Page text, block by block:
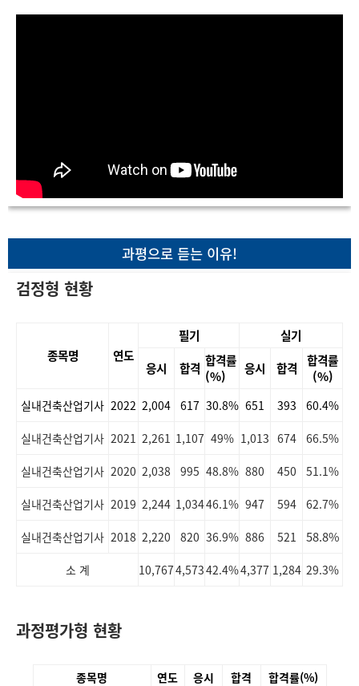
과평으로 듣는 이유!
검정형 현황
종목명 연도
필기
실기
응시
합격 합격률
(%)
응시 합격 합격률
(%)
소 계 10,7674,57342.4%4,377 1,284 29.3%
실내건축산업기사 2022 2,004 617 30.8% 651 393 60.4%
실내건축산업기사 2021 2,261 1,107 49% 1,013 674 66.5%
실내건축산업기사 2020 2,038 995 48.8% 880 450 51.1%
실내건축산업기사 2019 2,244 1,03446.1% 947 594 62.7%
실내건축산업기사 2018 2,220 820 36.9% 886 521 58.8%
과정평가형 현황
종목명 연도 응시 합격 합격률(%)